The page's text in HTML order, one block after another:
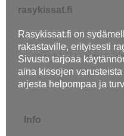
rasykissat.fi
Rasykissat.fi on
rakastaville, erityisesti
Sivusto tarjoaa
aina kissojen
arjesta helpompaa ja
Info